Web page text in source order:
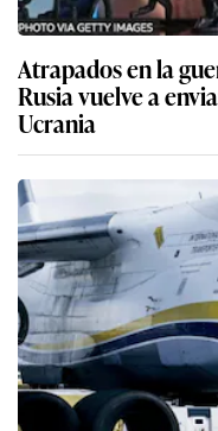
Atrapados en la
Rusia vuelve a
Ucrania